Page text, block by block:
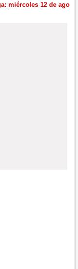
miércoles 12 de ago